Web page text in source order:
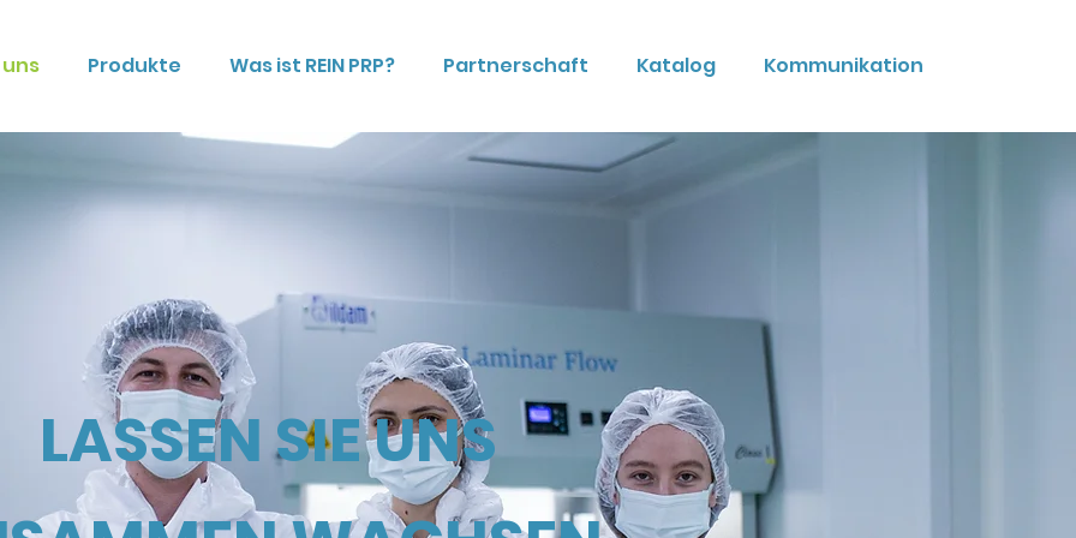
Produkte Was ist REIN PRP? Partnerschaft Katalog Kommunikation
LASSEN SIE UNS